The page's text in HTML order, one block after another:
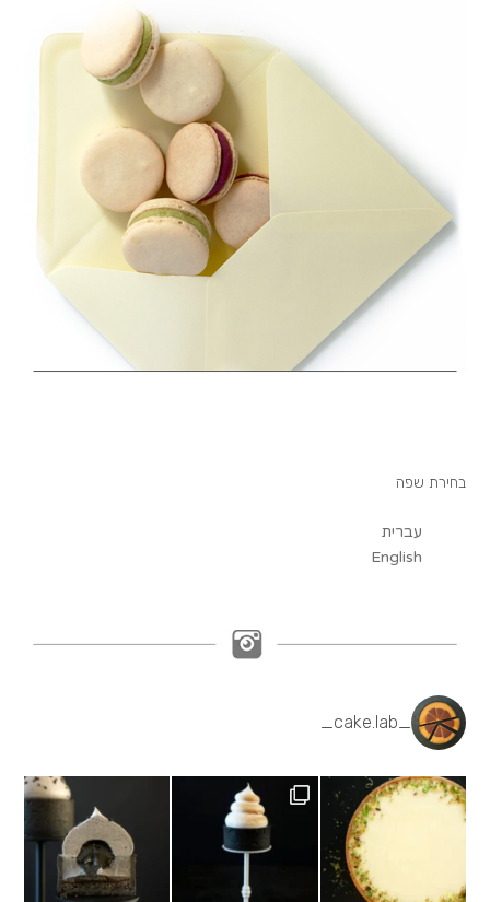
בחירת שפה
עברית
English
_cake.lab_
Lemon meringue
Black sesame cream, salted caramel, black